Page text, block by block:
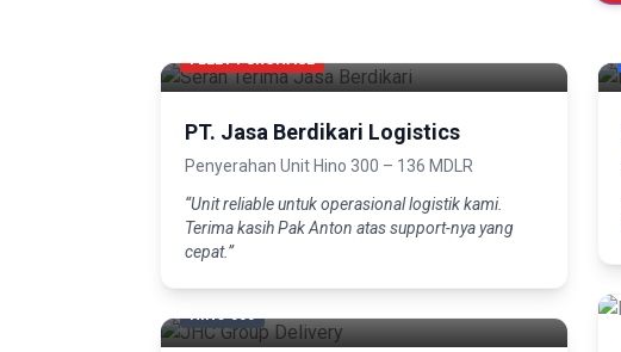
FLEET PURCHASE
PT. Jasa Berdikari Logistics
Penyerahan Unit Hino 300 – 136 MDLR
“Unit reliable untuk operasional logistik kami.
Terima kasih Pak Anton atas support-nya yang
cepat.”
HINO 500